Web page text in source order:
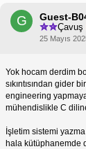
G Guest-
Çavuş
25 Mayıs
Yok hocam derdim
sıkıntısından gider
engineering
mühendislikle C
İşletim sistemi
hala kütüphanemde